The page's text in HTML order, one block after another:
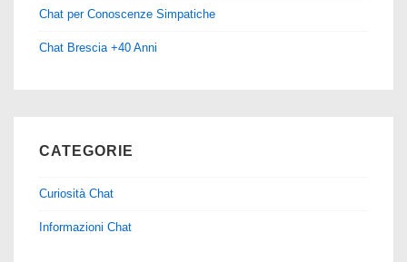
Chat per Conoscenze Simpatiche
Chat Brescia +40 Anni
CATEGORIE
Curiosità Chat
Informazioni Chat